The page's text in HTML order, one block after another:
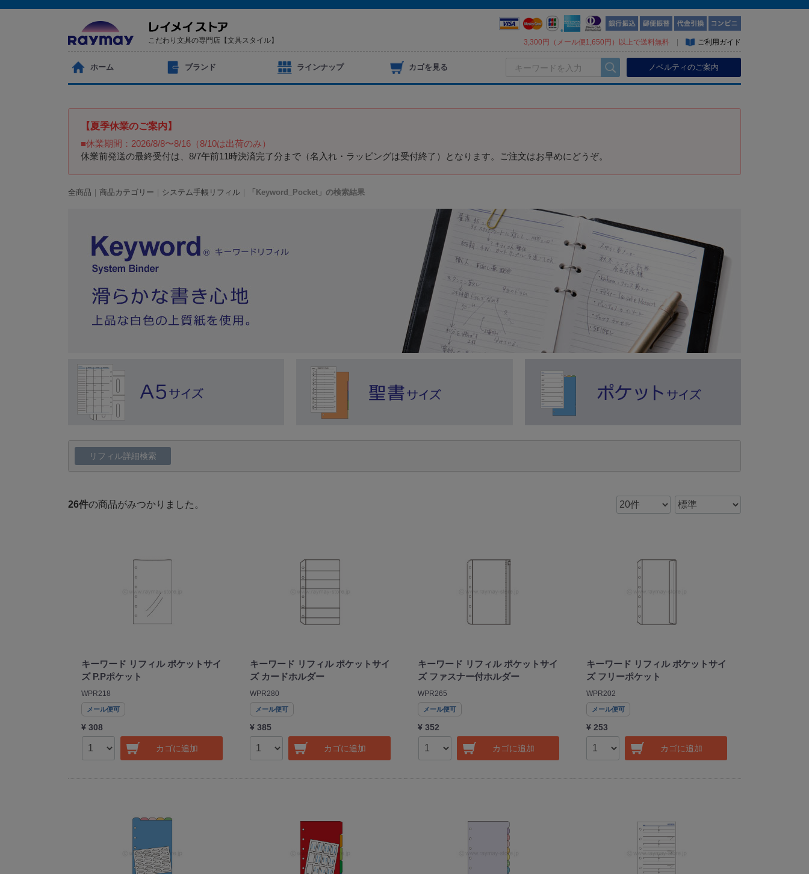
こだわり文具の専門店【文具スタイル】 3,300円（メール便1,650円）以上で送料無料 ご利用ガイド
ノベルティのご案内
ホーム ブランド ラインナップ カゴを見る
【夏季休業のご案内】
■休業期間：2026/8/8〜8/16（8/10は出荷のみ）
休業前発送の最終受付は、8/7午前11時決済完了分まで（名入れ・ラッピングは受付終了）となります。ご注文はお早めにどうぞ。
全商品 商品カテゴリー システム手帳リフィル 「Keyword_Pocket」の検索結果
リフィル詳細検索
26件の商品がみつかりました。
キーワード リフィル ポケットサイ
ズ P.Pポケット
WPR218
メール便可
¥ 308
カゴに追加
キーワード リフィル ポケットサイ
ズ カードホルダー
WPR280
メール便可
¥ 385
カゴに追加
キーワード リフィル ポケットサイ
ズ ファスナー付ホルダー
WPR265
メール便可
¥ 352
カゴに追加
キーワード リフィル ポケットサイ
ズ フリーポケット
WPR202
メール便可
¥ 253
カゴに追加